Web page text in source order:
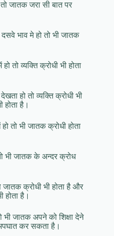
जातक जरा सी बात पर
भाव मे हो तो भी जातक
तो व्यक्ति क्रोधी भी होता
हो तो व्यक्ति क्रोधी भी
होता है।
तो भी जातक क्रोधी होता
भी जातक के अन्दर क्रोध
क्रोधी भी होता है और
होता है।
जातक अपने को शिक्षा देने
कर सकता है।